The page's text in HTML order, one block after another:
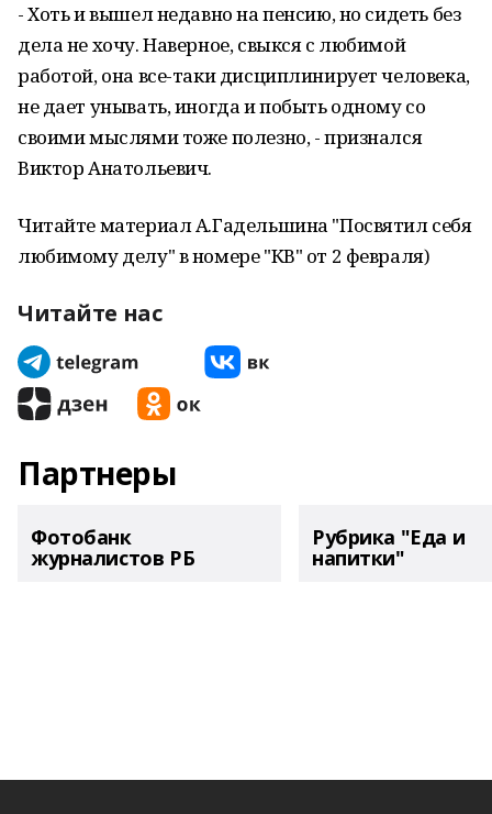
- Хоть и вышел недавно на пенсию, но сидеть без
дела не хочу. Наверное, свыкся с любимой
работой, она все-таки дисциплинирует человека,
не дает унывать, иногда и побыть одному со
своими мыслями тоже полезно, - признался
Виктор Анатольевич.
Читайте материал А.Гадельшина "Посвятил себя
любимому делу" в номере "КВ" от 2 февраля)
Читайте нас
Партнеры
Фотобанк
журналистов РБ
Рубрика "Еда и
напитки"